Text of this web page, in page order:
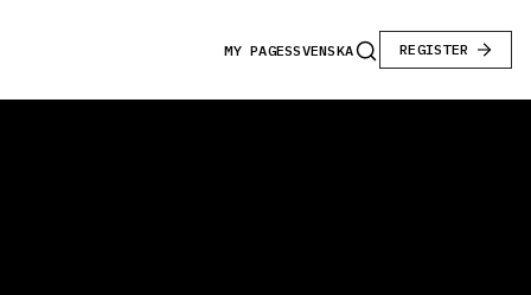
MY PAGESSVENSKA REGISTER